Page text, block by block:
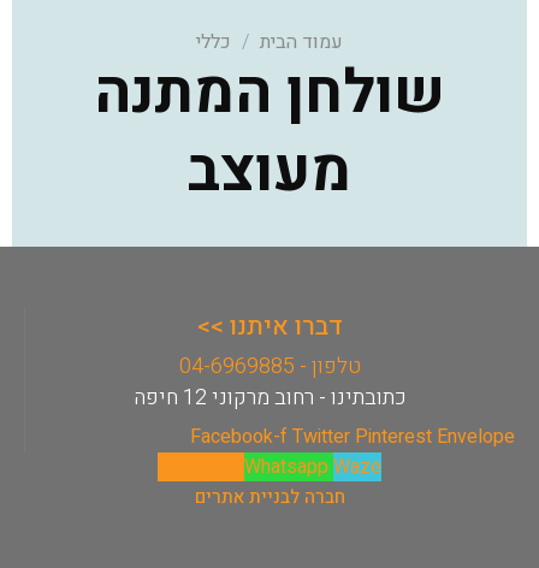
עמוד הבית / כללי
שולחן המתנה
מעוצב
דברו איתנו >>
טלפון - 04-6969885
כתובתינו - רחוב מרקוני 12 חיפה
Facebook-f Twitter Pinterest Envelope
WhatsappWaze
חברה לבניית אתרים